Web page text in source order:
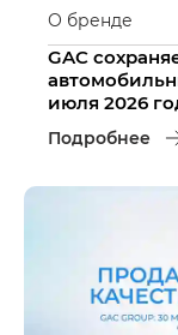
О бренде
GAC
июля 2026
Подробнее